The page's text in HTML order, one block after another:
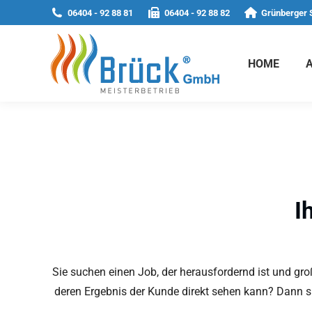
06404 - 92 88 81 06404 - 92 88 82 Grünberger
HOME
Sie suchen einen Job, der herausfordernd ist und
deren Ergebnis der Kunde direkt sehen kann?